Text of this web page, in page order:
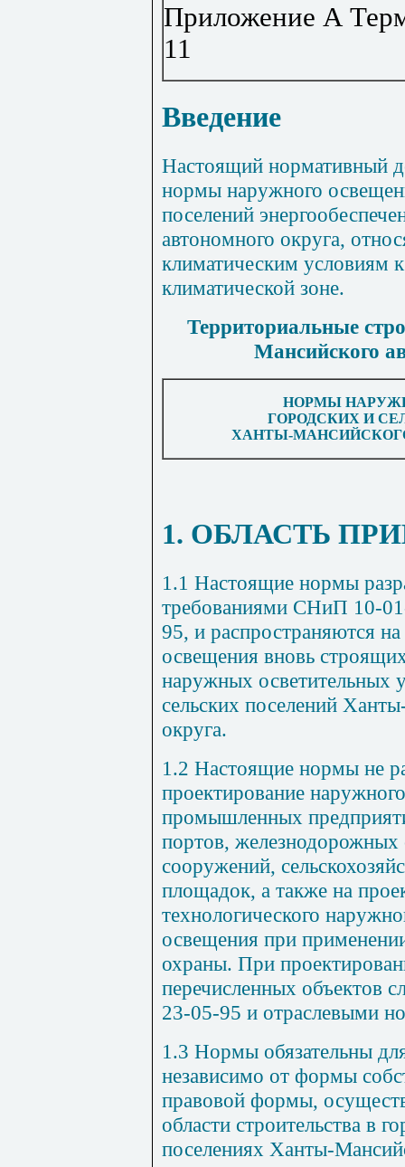
Приложение А
11
Введение
Настоящий нормативный
нормы наружного
поселений
автономного округа,
климатическим условиям
климатической зоне.
Территориальные
Мансийского
НОРМЫ
ГОРОДСКИХ И
ХАНТЫ-
1. ОБЛАСТЬ
1.1 Настоящие нормы
требованиями СНиП 10-
95, и распространяются
освещения вновь
наружных осветительных
сельских поселений
округа.
1.2 Настоящие нормы не
проектирование
промышленных
портов, железнодорожных
сооружений,
площадок, а также на
технологического
освещения при
охраны. При
перечисленных объектов
23-05-95 и отраслевыми
1.3 Нормы обязательны
независимо от формы
правовой формы,
области строительства в
поселениях Ханты-